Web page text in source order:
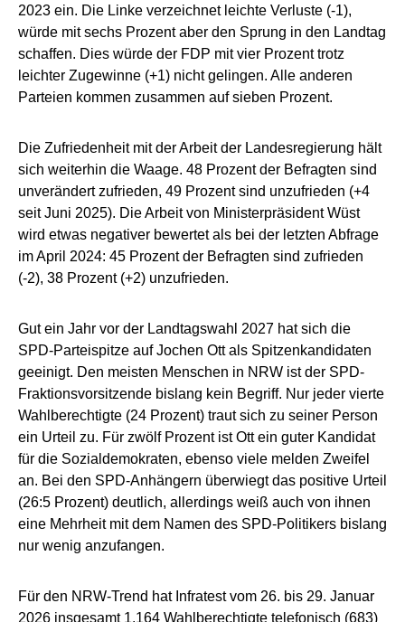
2023 ein. Die Linke verzeichnet leichte Verluste (-1),
würde mit sechs Prozent aber den Sprung in den Landtag
schaffen. Dies würde der FDP mit vier Prozent trotz
leichter Zugewinne (+1) nicht gelingen. Alle anderen
Parteien kommen zusammen auf sieben Prozent.
Die Zufriedenheit mit der Arbeit der Landesregierung hält
sich weiterhin die Waage. 48 Prozent der Befragten sind
unverändert zufrieden, 49 Prozent sind unzufrieden (+4
seit Juni 2025). Die Arbeit von Ministerpräsident Wüst
wird etwas negativer bewertet als bei der letzten Abfrage
im April 2024: 45 Prozent der Befragten sind zufrieden
(-2), 38 Prozent (+2) unzufrieden.
Gut ein Jahr vor der Landtagswahl 2027 hat sich die
SPD-Parteispitze auf Jochen Ott als Spitzenkandidaten
geeinigt. Den meisten Menschen in NRW ist der SPD-
Fraktionsvorsitzende bislang kein Begriff. Nur jeder vierte
Wahlberechtigte (24 Prozent) traut sich zu seiner Person
ein Urteil zu. Für zwölf Prozent ist Ott ein guter Kandidat
für die Sozialdemokraten, ebenso viele melden Zweifel
an. Bei den SPD-Anhängern überwiegt das positive Urteil
(26:5 Prozent) deutlich, allerdings weiß auch von ihnen
eine Mehrheit mit dem Namen des SPD-Politikers bislang
nur wenig anzufangen.
Für den NRW-Trend hat Infratest vom 26. bis 29. Januar
2026 insgesamt 1.164 Wahlberechtigte telefonisch (683)